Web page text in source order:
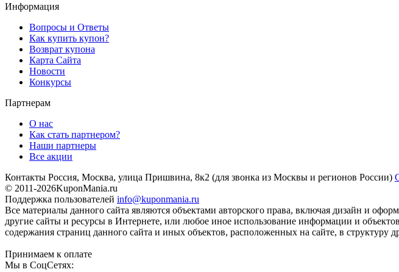
Информация
Вопросы и Ответы
Как купить купон?
Возврат купона
Карта Сайта
Новости
Конкурсы
Партнерам
О нас
Как стать партнером?
Наши партнеры
Все акции
Контакты Россия, Москва, улица Пришвина, 8к2 (для звонка из Москвы и регионов России)
© 2011-2026KuponMania.ru
Поддержка пользователей info@kuponmania.ru
Все материалы данного сайта являются объектами авторского права, включая дизайн и
другие сайты и ресурсы в Интернете, или любое иное использование информации и
содержания страниц данного сайта и иных объектов, расположенных на сайте, в структуру
Принимаем к оплате
Мы в СоцСетях: